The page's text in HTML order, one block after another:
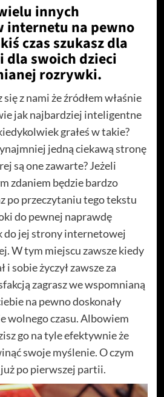
innych
internetu na pewno
czas szukasz dla
dla swoich dzieci
rozrywki.
z nami że źródłem właśnie
jak najbardziej inteligentne
grałeś w takie?
jedną ciekawą stronę
są one zawarte? Jeżeli
zdaniem będzie bardzo
po przeczytaniu tego tekstu
do pewnej naprawdę
do jej strony internetowej
W tym miejscu zawsze kiedy
i sobie życzył zawsze za
zagrasz we wspomnianą
na pewno doskonały
wolnego czasu. Albowiem
go na tyle efektywnie że
swoje myślenie. O czym
po pierwszej partii.